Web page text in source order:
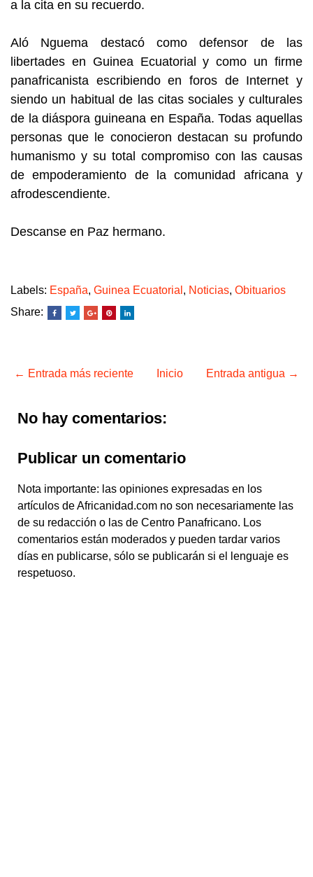
a la cita en su recuerdo.
Aló Nguema destacó como defensor de las
libertades en Guinea Ecuatorial y como un firme
panafricanista escribiendo en foros de Internet y
siendo un habitual de las citas sociales y culturales
de la diáspora guineana en España. Todas aquellas
personas que le conocieron destacan su profundo
humanismo y su total compromiso con las causas
de empoderamiento de la comunidad africana y
afrodescendiente.
Descanse en Paz hermano.
Labels: España, Guinea Ecuatorial , Noticias, Obituarios
Share:
← Entrada más reciente Entrada antigua →
Inicio
No hay comentarios:
Publicar un comentario
Nota importante: las opiniones expresadas en los
artículos de Africanidad.com no son necesariamente las
de su redacción o las de Centro Panafricano. Los
comentarios están moderados y pueden tardar varios
días en publicarse, sólo se publicarán si el lenguaje es
respetuoso.